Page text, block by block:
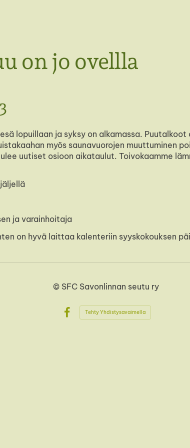
on jo ovellla
lopuillaan ja syksy on alkamassa.
myös saunavuorojen muuttuminen
uutiset osioon aikataulut. Toivokaamme
ja varainhoitaja
on hyvä laittaa kalenteriin syyskokouksen
© SFC Savonlinnan seutu ry
Tehty Yhdistysavaimella